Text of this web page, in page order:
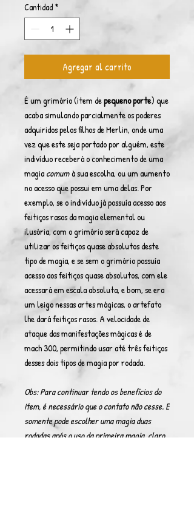
Cantidad *
Agregar al carrito
É um grimório (item depequeno porte) que
acaba simulando parcialmente os poderes
adquiridos pelos filhos de Merlin, onde uma
vez que este seja portado por alguém, este
indivíduo receberá o conhecimento de uma
magiacomumà sua escolha, ou um aumento
no acesso que possui em uma delas. Por
exemplo, se o indivíduo já possuía acesso aos
feitiços rasos da magia elemental ou
ilusória, com o grimório será capaz de
utilizar os feitiços quase absolutos deste
tipo de magia, e se sem o grimório possuía
acesso aos feitiços quase absolutos, com ele
acessará em escala absoluta, e bom, se era
um leigo nessas artes mágicas, o artefato
lhe dará feitiços rasos. A velocidade de
ataque das manifestações mágicas é de
mach 300, permitindo usar até três feitiços
desses dois tipos de magia por rodada.
Obs: Para continuar tendo os benefícios do
item, é necessário que o contato não cesse. E
somente pode escolher uma magia duas
rodadas após o uso da primeira magia, claro,